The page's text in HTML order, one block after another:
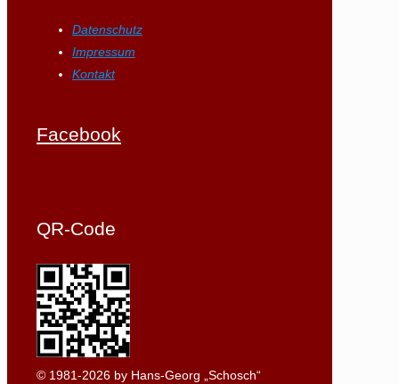
Datenschutz
Impressum
Kontakt
Facebook
QR-Code
© 1981-2026 by Hans-Georg „Schosch“